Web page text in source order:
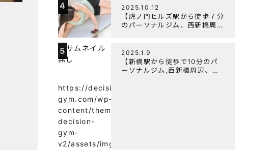
について
4 2025.10.12
【虎ノ門ヒルズ駅から徒歩７分
のパーソナルジム、西新橋周
ちる！？『可逆性の原理』と
は？
5
https://decision-
gym.com/wp-
content/themes/wp-
decision-
gym-
v2/assets/img/
2025.1.9
【新橋駅から徒歩で10分のパ
ーソナルジム,西新橋周辺、虎